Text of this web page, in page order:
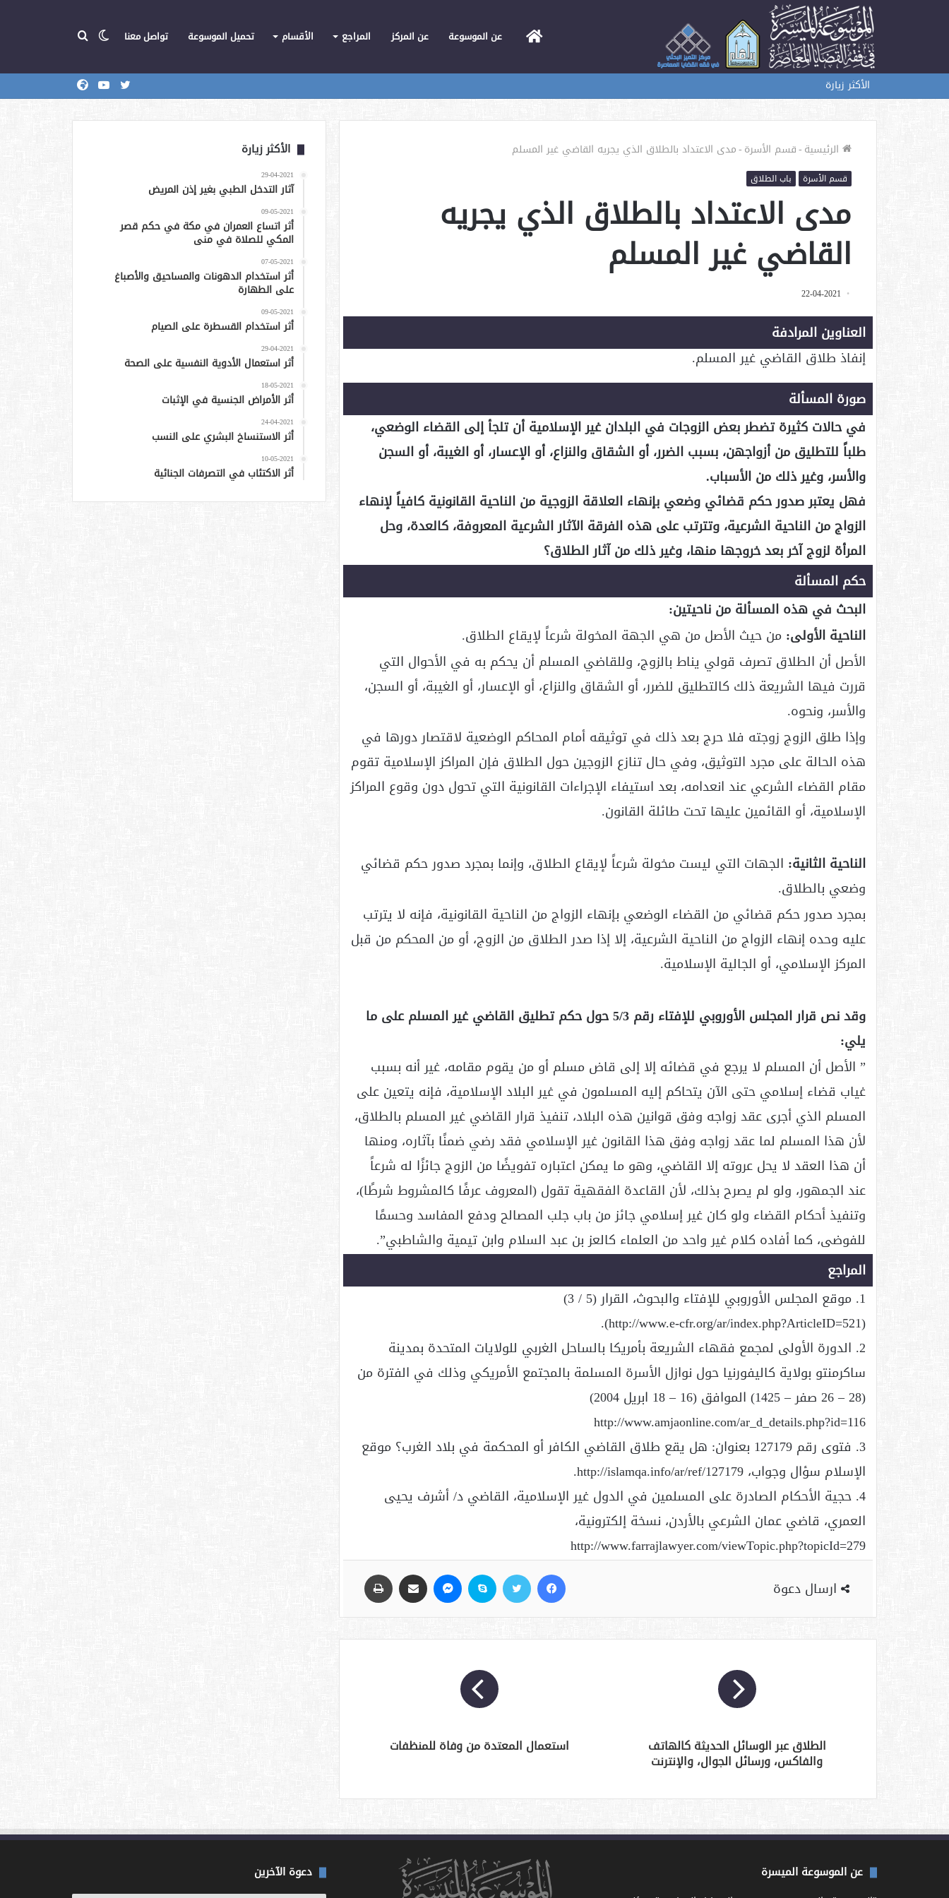
الرئيسيةعن الموسوعة عن المركز المراجع الأقسام تحميل الموسوعة تواصل معنا الوضع
الأكثر زيارة يوتيوب تويتر
الرئيسية-قسم الأسرة-مدى الاعتداد بالطلاق الذي يجريه القاضي غير المسلم
قسم الأسرة باب الطلاق
مدى الاعتداد بالطلاق الذي يجريه
القاضي غير المسلم
22-04-2021
العناوين المرادفة
إنفاذ طلاق القاضي غير المسلم.
صورة المسألة
في حالات كثيرة تضطر بعض الزوجات في البلدان غير الإسلامية أن تلجأ إلى القضاء الوضعي،
طلباً للتطليق من أزواجهن، بسبب الضرر، أو الشقاق والنزاع، أو الإعسار، أو الغيبة، أو السجن
والأسر، وغير ذلك من الأسباب.
فهل يعتبر صدور حكم قضائي وضعي بإنهاء العلاقة الزوجية من الناحية القانونية كافياً لإنهاء
الزواج من الناحية الشرعية، وتترتب على هذه الفرقة الآثار الشرعية المعروفة، كالعدة، وحل
المرأة لزوج آخر بعد خروجها منها، وغير ذلك من آثار الطلاق؟
حكم المسألة
البحث في هذه المسألة من ناحيتين:
الناحية الأولى: من حيث الأصل من هي الجهة المخولة شرعاً لإيقاع الطلاق.
الأصل أن الطلاق تصرف قولي يناط بالزوج، وللقاضي المسلم أن يحكم به في الأحوال التي
قررت فيها الشريعة ذلك كالتطليق للضرر، أو الشقاق والنزاع، أو الإعسار، أو الغيبة، أو السجن،
والأسر، ونحوه.
وإذا طلق الزوج زوجته فلا حرج بعد ذلك في توثيقه أمام المحاكم الوضعية لاقتصار دورها في
هذه الحالة على مجرد التوثيق، وفي حال تنازع الزوجين حول الطلاق فإن المراكز الإسلامية تقوم
مقام القضاء الشرعي عند انعدامه، بعد استيفاء الإجراءات القانونية التي تحول دون وقوع المراكز
الإسلامية، أو القائمين عليها تحت طائلة القانون.
الناحية الثانية: الجهات التي ليست مخولة شرعاً لإيقاع الطلاق، وإنما بمجرد صدور حكم قضائي
وضعي بالطلاق.
بمجرد صدور حكم قضائي من القضاء الوضعي بإنهاء الزواج من الناحية القانونية، فإنه لا يترتب
عليه وحده إنهاء الزواج من الناحية الشرعية، إلا إذا صدر الطلاق من الزوج، أو من المحكم من قبل
المركز الإسلامي، أو الجالية الإسلامية.
وقد نص قرار المجلس الأوروبي للإفتاء رقم 5/3 حول حكم تطليق القاضي غير المسلم على ما
يلي:
” الأصل أن المسلم لا يرجع في قضائه إلا إلى قاض مسلم أو من يقوم مقامه، غير أنه بسبب
غياب قضاء إسلامي حتى الآن يتحاكم إليه المسلمون في غير البلاد الإسلامية، فإنه يتعين على
المسلم الذي أجرى عقد زواجه وفق قوانين هذه البلاد، تنفيذ قرار القاضي غير المسلم بالطلاق،
لأن هذا المسلم لما عقد زواجه وفق هذا القانون غير الإسلامي فقد رضي ضمنًا بآثاره، ومنها
أن هذا العقد لا يحل عروته إلا القاضي، وهو ما يمكن اعتباره تفويضًا من الزوج جائزًا له شرعاً
عند الجمهور، ولو لم يصرح بذلك، لأن القاعدة الفقهية تقول (المعروف عرفًا كالمشروط شرطًا)،
وتنفيذ أحكام القضاء ولو كان غير إسلامي جائز من باب جلب المصالح ودفع المفاسد وحسمًا
للفوضى، كما أفاده كلام غير واحد من العلماء كالعز بن عبد السلام وابن تيمية والشاطبي”.
المراجع
1. موقع المجلس الأوروبي للإفتاء والبحوث، القرار (5 / 3)
(http://www.e-cfr.org/ar/index.php?ArticleID=521).
2. الدورة الأولى لمجمع فقهاء الشريعة بأمريكا بالساحل الغربي للولايات المتحدة بمدينة
ساكرمنتو بولاية كاليفورنيا حول نوازل الأسرة المسلمة بالمجتمع الأمريكي وذلك في الفترة من
(28 – 26 صفر – 1425) الموافق (16 – 18 ابريل 2004)
http://www.amjaonline.com/ar_d_details.php?id=116
3. فتوى رقم 127179 بعنوان: هل يقع طلاق القاضي الكافر أو المحكمة في بلاد الغرب؟ موقع
الإسلام سؤال وجواب، http://islamqa.info/ar/ref/127179.
4. حجية الأحكام الصادرة على المسلمين في الدول غير الإسلامية، القاضي د/ أشرف يحيى
العمري، قاضي عمان الشرعي بالأردن، نسخة إلكترونية،
http://www.farrajlawyer.com/viewTopic.php?topicId=279
ارسال دعوة
الطلاق عبر الوسائل الحديثة كالهاتف
والفاكس، ورسائل الجوال، والإنترنت
استعمال المعتدة من وفاة للمنظفات
الأكثر زيارة
29-04-2021
آثار التدخل الطبي بغير إذن المريض
09-05-2021
أثر اتساع العمران في مكة في حكم قصر
المكي للصلاة في منى
07-05-2021
أثر استخدام الدهونات والمساحيق والأصباغ
على الطهارة
09-05-2021
أثر استخدام القسطرة على الصيام
29-04-2021
أثر استعمال الأدوية النفسية على الصحة
18-05-2021
أثر الأمراض الجنسية في الإثبات
24-04-2021
أثر الاستنساخ البشري على النسب
10-05-2021
أثر الاكتئاب في التصرفات الجنائية
عن الموسوعة الميسرة دعوة الآخرين